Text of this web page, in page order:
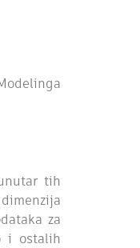
tih
za
i ostalih